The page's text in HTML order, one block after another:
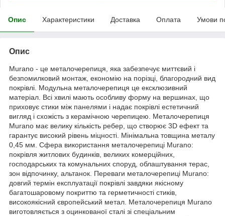
Опис Характеристики Доставка Оплата Умови
Опис
Murano - це металочерепиця, яка забезпечує миттєвий і
безпомилковий монтаж, економію на порізці, благородний вид
покрівлі. Модульна металочерепиця це ексклюзивний
матеріал. Всі хвилі мають особливу форму на вершинах, що
приховує стики між панелями і надає покрівлі естетичний
вигляд і схожість з керамічною черепицею. Металочерепиця
Murano має велику кількість ребер, що створює 3D ефект та
гарантує високий рівень міцності. Мінімальна товщина металу
0,45 мм. Сфера використання металочерепиці Murano:
покрівля житлових будинків, великих комерційних,
господарських та комунальних споруд, облаштування терас,
зон відпочинку, альтанок. Переваги металочерепиці Murano:
довгий термін експлуатації покрівлі завдяки якісному
багатошаровому покриттю та герметичності стиків,
високоякісний європейський метал. Металочерепиця Murano
виготовляється з оцинкованої сталі зі спеціальним